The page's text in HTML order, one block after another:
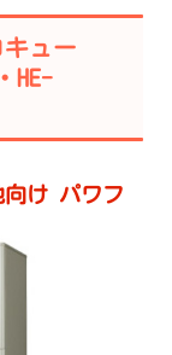
ュー
HE-
け パワフ